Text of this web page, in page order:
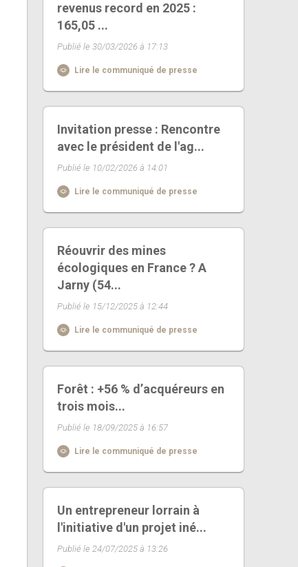
revenus record en 2025 :
165,05 ...
Publié le 30/03/2026 à 17:13
Lire le communiqué de presse
Invitation presse : Rencontre
avec le président de l'ag...
Publié le 10/02/2026 à 14:01
Lire le communiqué de presse
Réouvrir des mines
écologiques en France ? A
Jarny (54...
Publié le 15/12/2025 à 12:44
Lire le communiqué de presse
Forêt : +56 % d’acquéreurs en
trois mois...
Publié le 18/09/2025 à 16:57
Lire le communiqué de presse
Un entrepreneur lorrain à
l'initiative d'un projet iné...
Publié le 24/07/2025 à 13:26